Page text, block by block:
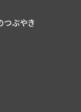
つぶやき